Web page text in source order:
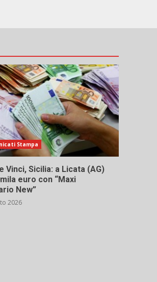
Stampa
Vinci, Sicilia: a Licata (AG)
euro con “Maxi
New”
2026